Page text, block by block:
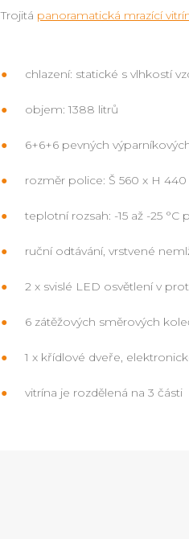
Trojitá panoramatická mrazící
chlazení: statické s vlhkostí
objem: 1388 litrů
6+6+6 pevných
rozměr police: Š 560 x H
teplotní rozsah: -15 až -25
ruční odtávání, vrstvené
2 x svislé LED osvětlení v
6 zátěžových směrových
1 x křídlové dveře,
vitrína je rozdělená na 3 části